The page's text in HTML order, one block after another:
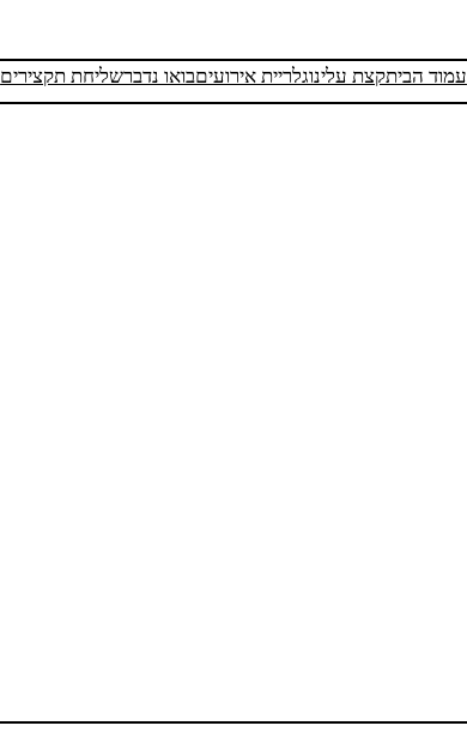
עמוד הביתקצת עלינוגלריית אירועיםבואו נדברשליחת תקצירים